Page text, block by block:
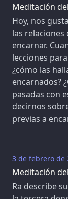
Meditación
Hoy, nos
las relaciones
encarnar.
lecciones
¿cómo las
encarnados?
pasadas con
decirnos
previas a
3 de febrero de
Meditación
Ra describe